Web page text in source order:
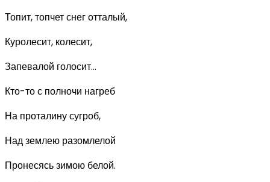
Топит, топчет снег отталый,
Куролесит, колесит,
Запевалой голосит...
Кто-то с полночи нагреб
На проталину сугроб,
Над землею разомлелой
Пронесясь зимою белой.